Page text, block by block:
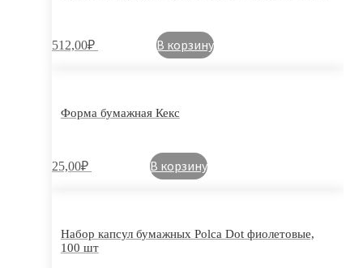
512,00₽ В корзину
Форма бумажная Кекс
25,00₽ В корзину
Набор капсул бумажных Polca Dot фиолетовые,
100 шт